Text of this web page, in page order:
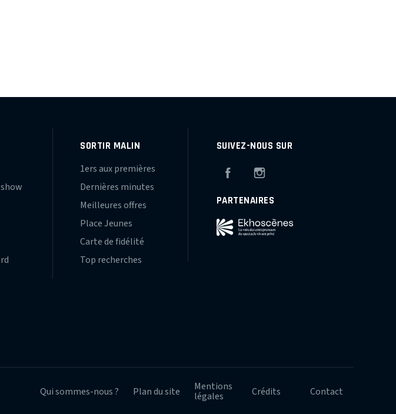
SORTIR MALIN
1ers aux premières
Dernières minutes
Meilleures offres
Place Jeunes
Carte de fidélité
Top recherches
SUIVEZ-NOUS SUR
Facebook
PARTENAIRES
Qui sommes-nous ? Plan du site Mentions
légales Crédits Contact